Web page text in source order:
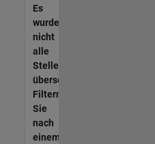
Es
wurden
nicht
alle
Stellen
übersetzt.
Filtern
Sie
nach
einem